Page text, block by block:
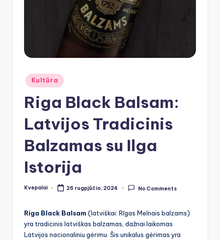
Posted
in
Kultūra
Riga Black Balsam:
Latvijos Tradicinis
Balzamas su Ilga
Istorija
Posted
Kvepalai 26 rugpjūčio, 2024 No Comments
Riga Black Balsam (latviškai: Rīgas Melnais balzams)
yra tradicinis latviškas balzamas, dažnai laikomas
Latvijos nacionaliniu gėrimu. Šis unikalus gėrimas yra